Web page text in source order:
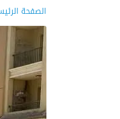
الصفحة